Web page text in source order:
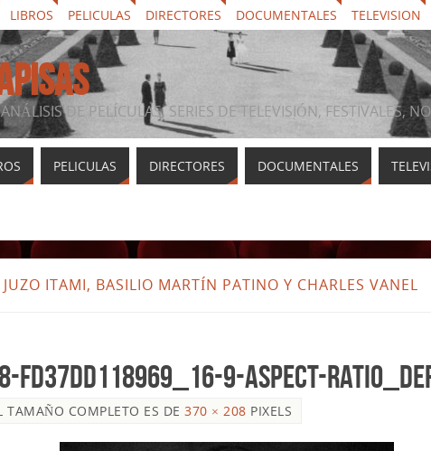
LIBROS PELICULAS DIRECTORES DOCUMENTALES TELEVISION
DE PELÍCULAS, SERIES DE TELEVISIÓN, FESTIVALES,
PELICULAS DIRECTORES DOCUMENTALES
ITAMI, BASILIO MARTÍN PATINO Y CHARLES VANEL
fd37dd118969_16-9-aspect-
TAMAÑO COMPLETO ES DE 370 × 208 PIXELS